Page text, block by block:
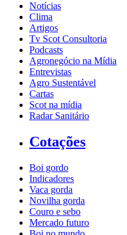
Notícias
Clima
Artigos
Tv Scot Consultoria
Podcasts
Agronegócio na Mídia
Entrevistas
Agro Sustentável
Cartas
Scot na mídia
Radar Sanitário
Cotações
Boi gordo
Indicadores
Vaca gorda
Novilha gorda
Couro e sebo
Mercado futuro